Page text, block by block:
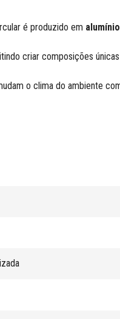
é produzido em alumínio
criar composições
o clima do ambiente